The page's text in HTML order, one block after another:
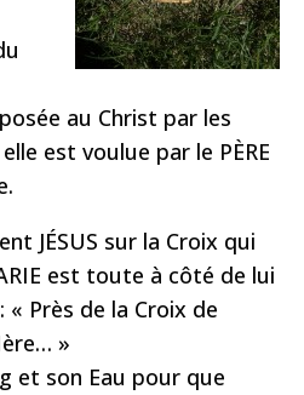
au Christ par les
est voulue par le PÈRE
JÉSUS sur la Croix qui
est toute à côté de lui
« Près de la Croix de
»
et son Eau pour que